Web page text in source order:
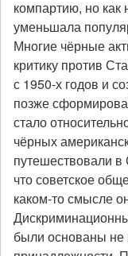
компартию, но как
уменьшала
Многие чёрные
критику против
с 1950-х годов и
позже
стало
чёрных
путешествовали
что советское
каком-то смысле
были основаны не